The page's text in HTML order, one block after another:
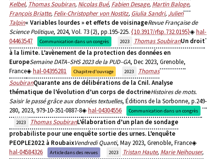
Kelbel, Thomas Soubiran, Nicolas Bué, Fabien Desage, Martin Baloge,
François Briatte, Felix-Christopher von Nostitz, Giulia Sandri, Julien
Talpin« Variables lourdes » et effets de voisinageRevue Française de
Science Politique, 2024, Vol. 73 (2), pp.195-225. ⟨10.3917/rfsp.732.0195⟩
hal-
04463547
Communication dans un congrès 2023 Thomas SoubiranUn droit
à la limite. L’avènement de la protection des données en
EuropeSemaine DATA–SHS 2023 de la PUD–GA, Dec 2023, Grenoble,
France
hal-04395281 Chapitre d'ouvrage 2023
Thomas
SoubiranQuarante ans de délibérations de la Cnil. Analyse
thématique de l’évolution d’un corps de doctrineHistoires de mots.
Saisir le passé grâce aux données textuelles, Éditions de la Sorbonne, p.249-
280, 2023, 979-10-351-0887-8
hal-04304556
Communication dans un congrès
2023
Thomas SoubiranL’élaboration d’un plan de sondage
probabiliste pour une enquête sortie des urnes. L’enquête
PEOPLE2022 à RoubaixVendredi Quanti, May 2023, Grenoble, France
hal-04584326
Article dans des revues 2023 Tristan Haute, Marie Neihouser,